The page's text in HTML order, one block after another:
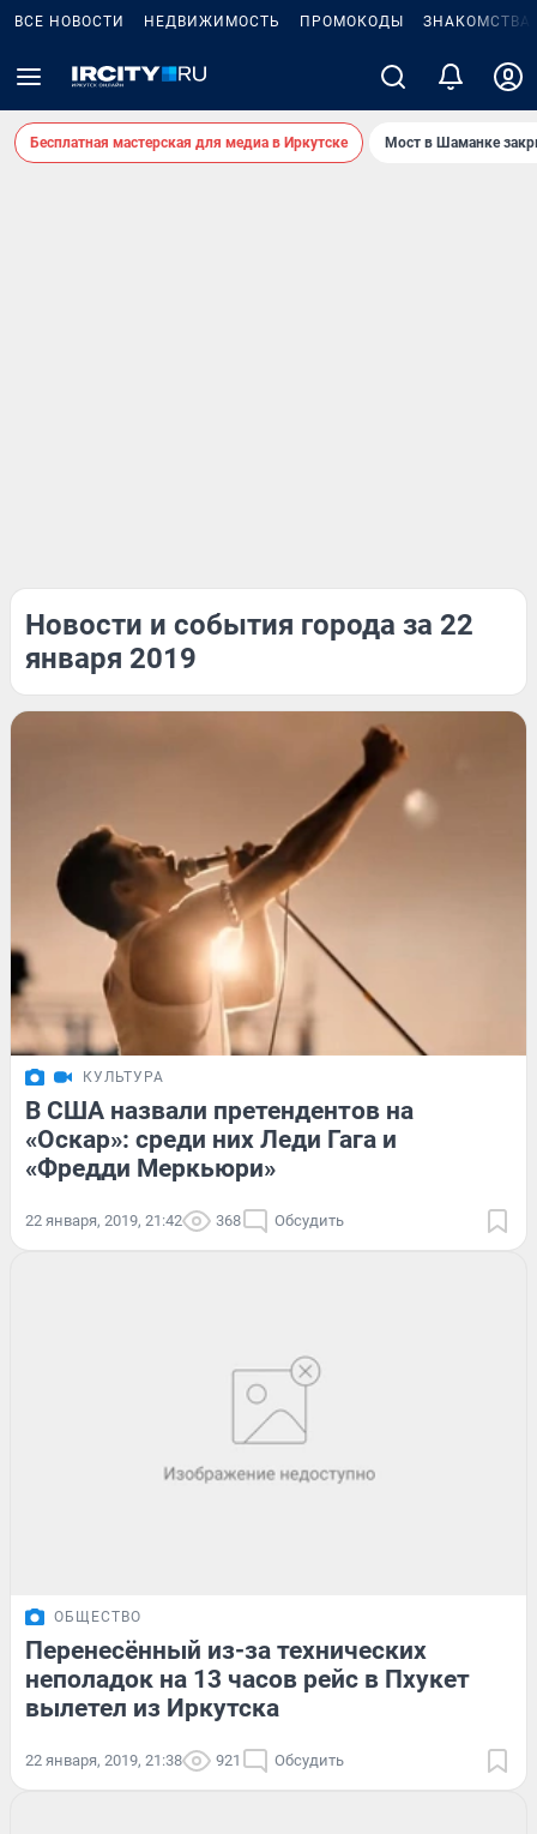
ВСЕ НОВОСТИ НЕДВИЖИМОСТЬ ПРОМОКОДЫ ЗНАКОМСТВА
Бесплатная мастерская для медиа в Иркутске Мост в Шаманке
Новости и события города за 22
января 2019
КУЛЬТУРА
В США назвали претендентов на
«Оскар»: среди них Леди Гага и
«Фредди Меркьюри»
22 января, 2019, 21:42 368 Обсудить
ОБЩЕСТВО
Перенесённый из-за технических
неполадок на 13 часов рейс в Пхукет
вылетел из Иркутска
22 января, 2019, 21:38 921 Обсудить